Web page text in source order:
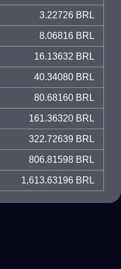
3.22726 BRL
8.06816 BRL
16.13632 BRL
40.34080 BRL
80.68160 BRL
161.36320 BRL
322.72639 BRL
806.81598 BRL
1,613.63196 BRL